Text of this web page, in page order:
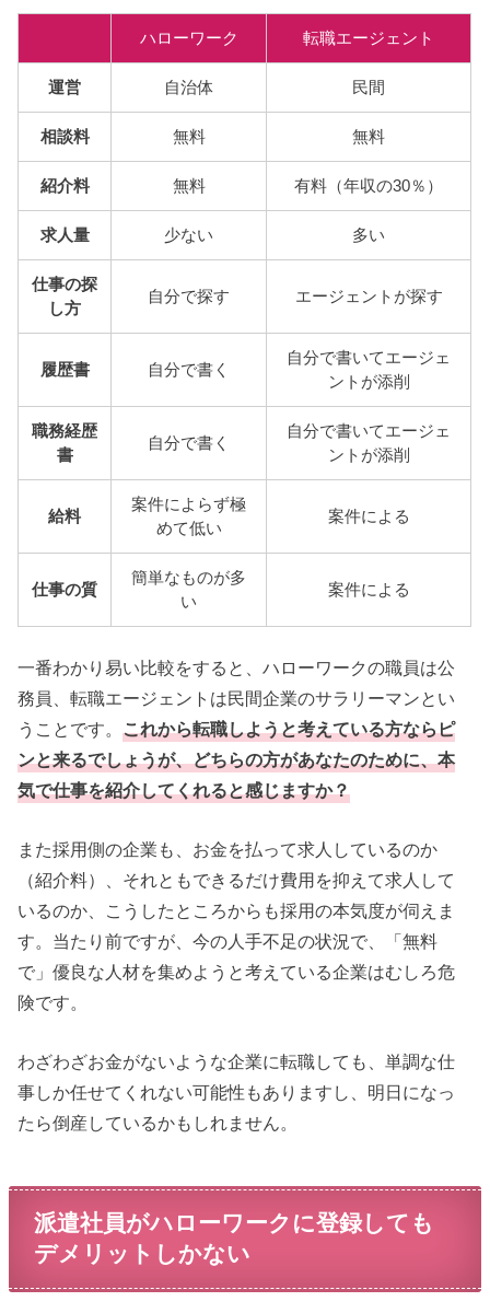
ハローワーク 転職エージェント
運営 自治体 民間
相談料 無料 無料
紹介料 無料 有料（年収の30％）
求人量 少ない 多い
仕事の探
し方
自分で探す エージェントが探す
履歴書 自分で書く
自分で書いてエージェ
ントが添削
職務経歴
書
自分で書く
自分で書いてエージェ
ントが添削
給料
案件によらず極
めて低い
案件による
仕事の質
簡単なものが多
い
案件による
一番わかり易い比較をすると、ハローワークの職員は公
務員、転職エージェントは民間企業のサラリーマンとい
うことです。これから転職しようと考えている方ならピ
ンと来るでしょうが、どちらの方があなたのために、本
気で仕事を紹介してくれると感じますか？
また採用側の企業も、お金を払って求人しているのか
（紹介料）、それともできるだけ費用を抑えて求人して
いるのか、こうしたところからも採用の本気度が伺えま
す。当たり前ですが、今の人手不足の状況で、「無料
で」優良な人材を集めようと考えている企業はむしろ危
険です。
わざわざお金がないような企業に転職しても、単調な仕
事しか任せてくれない可能性もありますし、明日になっ
たら倒産しているかもしれません。
派遣社員がハローワークに登録しても
デメリットしかない